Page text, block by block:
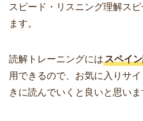
スピード・リスニング理解ス
ます。
読解トレーニングにはスペイ
用できるので、お気に入りサ
きに読んでいくと良いと思いま